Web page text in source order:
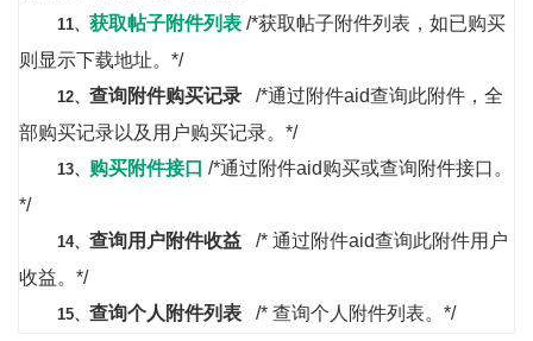
11、 获取帖子附件列表 /*获取帖子附件列表，如已购买
则显示下载地址。*/
12、 查询附件购买记录 /*通过附件aid查询此附件，全
部购买记录以及用户购买记录。*/
13、 购买附件接口 /*通过附件aid购买或查询附件接口。
*/
14、 查询用户附件收益 /* 通过附件aid查询此附件用户
收益。*/
15、 查询个人附件列表 /* 查询个人附件列表。*/